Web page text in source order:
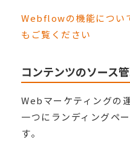
Webflowの機能につい
もご覧ください
コンテンツのソース
Webマーケティングの
一つにランディングペ
す。